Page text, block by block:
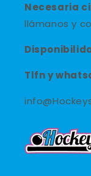
Necesaria
llámanos y
Tlfn y